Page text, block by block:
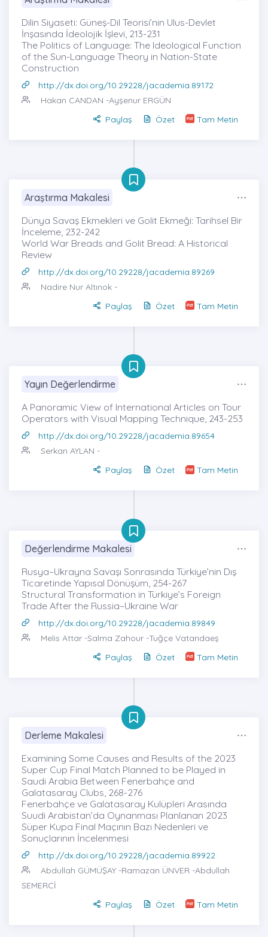
Dilin Siyaseti: Güneş-Dil Teorisi’nin Ulus-Devlet
İnşasında İdeolojik İşlevi, 213-231
The Politics of Language: The Ideological Function
of the Sun-Language Theory in Nation-State
Construction
http://dx.doi.org/10.29228/jacademia.89172
Hakan CANDAN -Ayşenur ERGÜN
Paylaş
Özet Tam Metin
Araştırma Makalesi
Dünya Savaş Ekmekleri ve Golit Ekmeği: Tarihsel Bir
İnceleme, 232-242
World War Breads and Golit Bread: A Historical
Review
http://dx.doi.org/10.29228/jacademia.89269
Nadire Nur Altınok -
Paylaş
Özet Tam Metin
Yayın Değerlendirme
A Panoramic View of International Articles on Tour
Operators with Visual Mapping Technique, 243-253
http://dx.doi.org/10.29228/jacademia.89654
Serkan AYLAN -
Paylaş
Özet Tam Metin
Değerlendirme Makalesi
Rusya–Ukrayna Savaşı Sonrasında Türkiye’nin Dış
Ticaretinde Yapısal Dönüşüm, 254-267
Structural Transformation in Türkiye’s Foreign
Trade After the Russia–Ukraine War
http://dx.doi.org/10.29228/jacademia.89849
Melis Attar -Salma Zahour -Tuğçe Vatandaeş
Paylaş
Özet Tam Metin
Derleme Makalesi
Examining Some Causes and Results of the 2023
Super Cup Final Match Planned to be Played in
Saudi Arabia Between Fenerbahçe and
Galatasaray Clubs, 268-276
Fenerbahçe ve Galatasaray Kulüpleri Arasında
Suudi Arabistan’da Oynanması Planlanan 2023
Süper Kupa Final Maçının Bazı Nedenleri ve
Sonuçlarının İncelenmesi
http://dx.doi.org/10.29228/jacademia.89922
Abdullah GÜMÜŞAY -Ramazan ÜNVER -Abdullah
SEMERCİ
Paylaş
Özet Tam Metin